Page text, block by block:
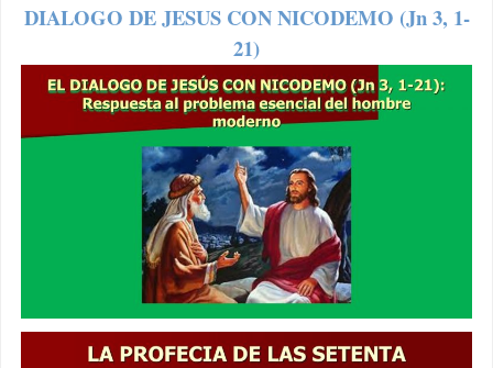
DIALOGO DE JESUS CON NICODEMO (Jn 3, 1-
21)